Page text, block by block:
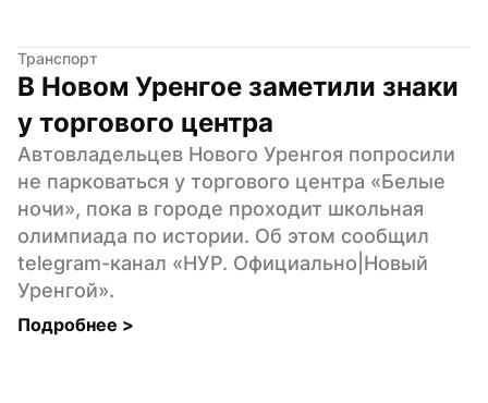
Транспорт
В Новом Уренгое заметили знаки
у торгового центра
Автовладельцев Нового Уренгоя попросили
не парковаться у торгового центра «Белые
ночи», пока в городе проходит школьная
олимпиада по истории. Об этом сообщил
telegram-канал «НУР. Официально|Новый
Уренгой».
Подробнее >